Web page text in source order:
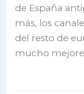
de España
más, los
del resto de
mucho